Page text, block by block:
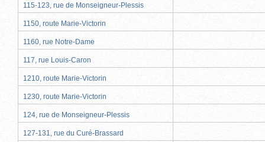
115-123, rue de Monseigneur-Plessis
1150, route Marie-Victorin
1160, rue Notre-Dame
117, rue Louis-Caron
1210, route Marie-Victorin
1230, route Marie-Victorin
124, rue de Monseigneur-Plessis
127-131, rue du Curé-Brassard